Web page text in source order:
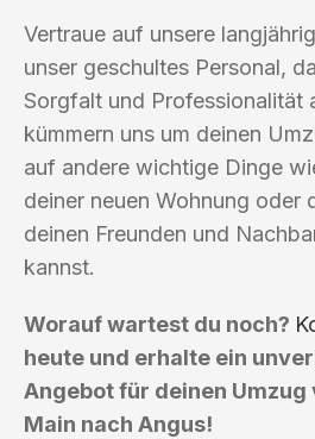
Vertraue auf unsere
unser geschultes Personal,
Sorgfalt und Professionalität
kümmern uns um deinen
auf andere wichtige Dinge
deiner neuen Wohnung oder
deinen Freunden und
kannst.
Worauf wartest du noch?
heute und erhalte ein
Angebot für deinen Umzug
Main nach Angus!